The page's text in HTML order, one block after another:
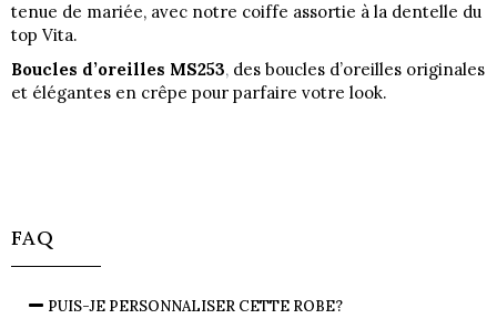
tenue de mariée, avec notre coiffe assortie à la dentelle du
top Vita.
Boucles d’oreilles MS253, des boucles d’oreilles originales
et élégantes en crêpe pour parfaire votre look.
FAQ
PUIS-JE PERSONNALISER CETTE ROBE?